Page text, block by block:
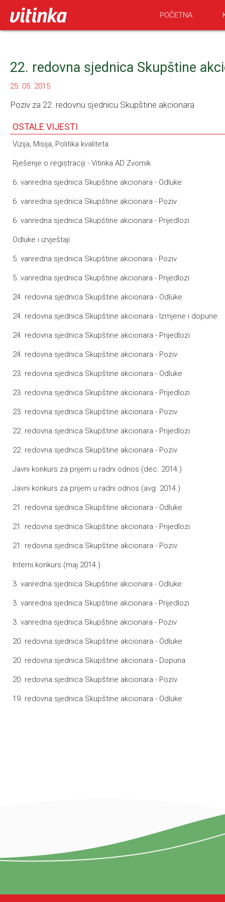
POČETNA
22. redovna sjednica Skupštine
25. 05. 2015
Poziv za 22. redovnu sjednicu Skupštine akcionara
OSTALE VIJESTI
Vizija, Misija, Politika kvaliteta
Rješenje o registraciji - Vitinka AD Zvornik
6. vanredna sjednica Skupštine akcionara - Odluke
6. vanredna sjednica Skupštine akcionara - Poziv
6. vanredna sjednica Skupštine akcionara - Prijedlozi
Odluke i izvještaji
5. vanredna sjednica Skupštine akcionara - Poziv
5. vanredna sjednica Skupštine akcionara - Prijedlozi
24. redovna sjednica Skupštine akcionara - Odluke
24. redovna sjednica Skupštine akcionara - Izmjene i dopune
24. redovna sjednica Skupštine akcionara - Prijedlozi
24. redovna sjednica Skupštine akcionara - Poziv
23. redovna sjednica Skupštine akcionara - Odluke
23. redovna sjednica Skupštine akcionara - Prijedlozi
23. redovna sjednica Skupštine akcionara - Poziv
22. redovna sjednica Skupštine akcionara - Prijedlozi
22. redovna sjednica Skupštine akcionara - Poziv
Javni konkurs za prijem u radni odnos (dec. 2014.)
Javni konkurs za prijem u radni odnos (avg. 2014.)
21. redovna sjednica Skupštine akcionara - Odluke
21. redovna sjednica Skupštine akcionara - Prijedlozi
21. redovna sjednica Skupštine akcionara - Poziv
Interni konkurs (maj 2014.)
3. vanredna sjednica Skupštine akcionara - Odluke
3. vanredna sjednica Skupštine akcionara - Prijedlozi
3. vanredna sjednica Skupštine akcionara - Poziv
20. redovna sjednica Skupštine akcionara - Odluke
20. redovna sjednica Skupštine akcionara - Dopuna
20. redovna sjednica Skupštine akcionara - Poziv
19. redovna sjednica Skupštine akcionara - Odluke